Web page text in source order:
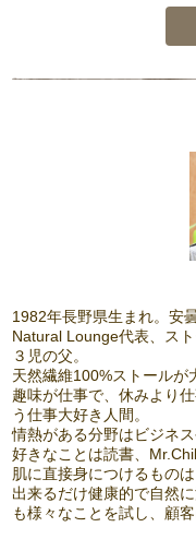
1982年長野県生まれ。安
Natural Lounge代表、スト
３児の父。
天然繊維100%ストールが
趣味が仕事で、休みより
う仕事大好き人間。
情熱がある分野はビジネス
好きなことは読書、
肌に直接身につけるもの
出来るだけ健康的で自然
も様々なことを試し、顧